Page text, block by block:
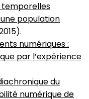
temporelles
population
numériques :
par l’expérience
du
numérique de